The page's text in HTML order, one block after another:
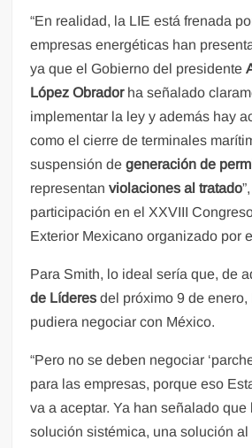
“En realidad, la LIE está frenada
empresas energéticas han
ya que el Gobierno del presidente
López Obradorha señalado
implementar la ley y además hay
como el cierre de terminales
suspensión degeneración de
representanviolaciones al tratado
participación en el XXVIII
Exterior Mexicano organizado por
Para Smith, lo ideal sería que, de
de Líderesdel próximo 9 de
pudiera negociar con México.
“Pero no se deben negociar
para las empresas, porque eso
va a aceptar. Ya han señalado que
solución sistémica, una solución al